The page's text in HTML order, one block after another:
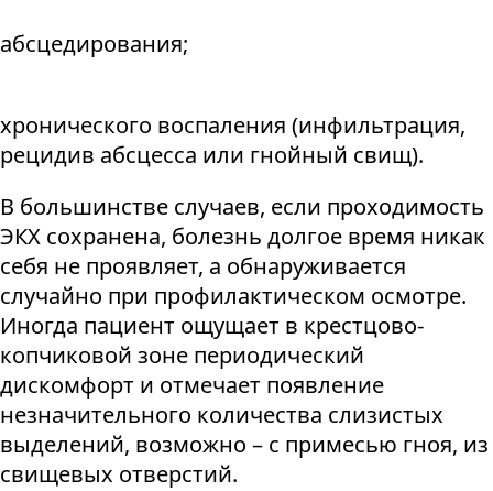
абсцедирования;
хронического воспаления (инфильтрация,
рецидив абсцесса или гнойный свищ).
В большинстве случаев, если проходимость
ЭКХ сохранена, болезнь долгое время никак
себя не проявляет, а обнаруживается
случайно при профилактическом осмотре.
Иногда пациент ощущает в крестцово-
копчиковой зоне периодический
дискомфорт и отмечает появление
незначительного количества слизистых
выделений, возможно – с примесью гноя, из
свищевых отверстий.